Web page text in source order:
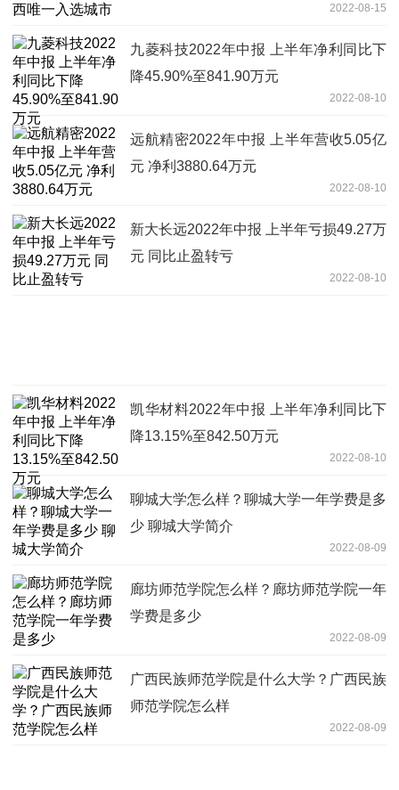
2022-08-15
九菱科技2022年中报 上半年净利同比下
降45.90%至841.90万元
2022-08-10
远航精密2022年中报 上半年营收5.05亿
元 净利3880.64万元
2022-08-10
新大长远2022年中报 上半年亏损49.27万
元 同比止盈转亏
2022-08-10
凯华材料2022年中报 上半年净利同比下
降13.15%至842.50万元
2022-08-10
聊城大学怎么样？聊城大学一年学费是多
少 聊城大学简介
2022-08-09
廊坊师范学院怎么样？廊坊师范学院一年
学费是多少
2022-08-09
广西民族师范学院是什么大学？广西民族
师范学院怎么样
2022-08-09